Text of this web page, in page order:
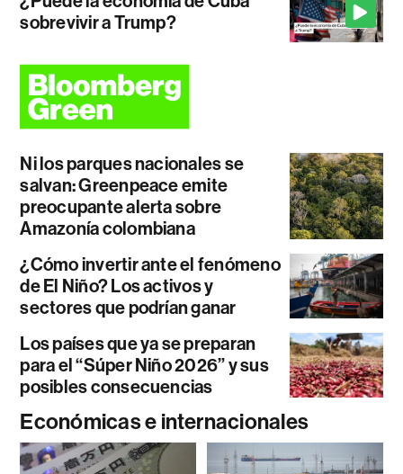
sobrevivir a Trump?
Ni los parques nacionales se
salvan: Greenpeace emite
preocupante alerta sobre
Amazonía colombiana
¿Cómo invertir ante el fenómeno
de El Niño? Los activos y
sectores que podrían ganar
Los países que ya se preparan
para el “Súper Niño 2026” y sus
posibles consecuencias
Económicas e internacionales